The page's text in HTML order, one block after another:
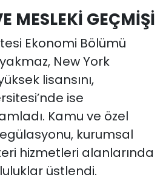
MESLEKİ GEÇMİŞİ
Ekonomi Bölümü
New York
lisansını,
ise
Kamu ve özel
kurumsal
hizmetleri alanlarında
üstlendi.